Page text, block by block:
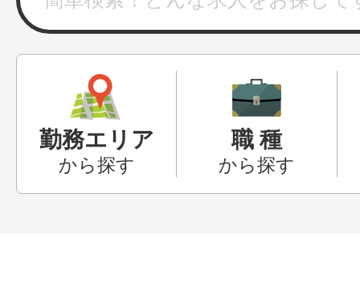
勤務エリア
から探す
職 種
から探す